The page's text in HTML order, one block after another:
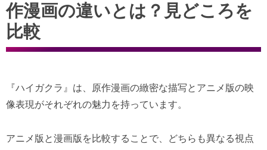
作漫画の違いとは？見どころを
比較
『ハイガクラ』は、原作漫画の緻密な描写とアニメ版の映
像表現がそれぞれの魅力を持っています。
アニメ版と漫画版を比較することで、どちらも異なる視点